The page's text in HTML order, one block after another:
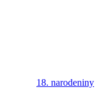
18. narodeniny